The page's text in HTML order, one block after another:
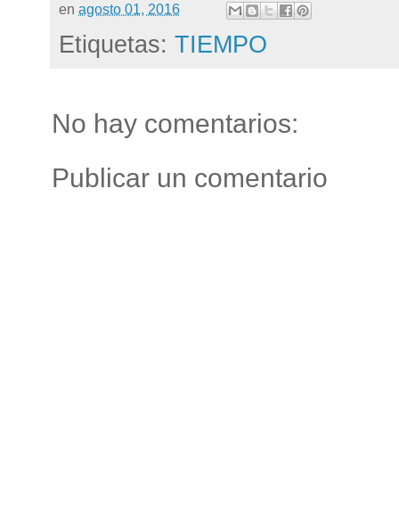
en agosto 01, 2016
Etiquetas: TIEMPO
No hay comentarios:
Publicar un comentario